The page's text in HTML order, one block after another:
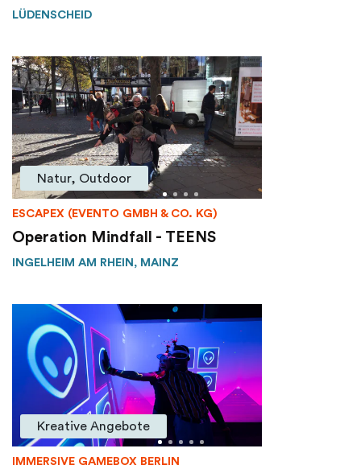
LÜDENSCHEID
Natur, Outdoor
ESCAPEX (EVENTO GMBH & CO. KG)
Operation Mindfall - TEENS
INGELHEIM AM RHEIN, MAINZ
Kreative Angebote
IMMERSIVE GAMEBOX BERLIN